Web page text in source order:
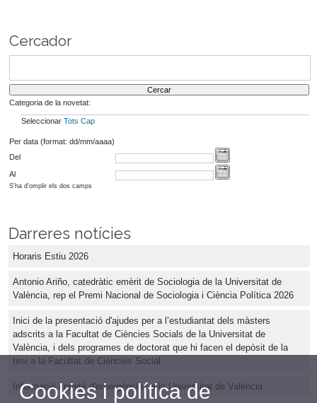
Cercador
Categoria de la novetat:
Seleccionar Tots Cap
Per data (format: dd/mm/aaaa)
Del
Al
S'ha d'omplir els dos camps
Darreres notícies
Horaris Estiu 2026
Antonio Ariño, catedràtic emèrit de Sociologia de la Universitat de
València, rep el Premi Nacional de Sociologia i Ciència Política 2026
Inici de la presentació d'ajudes per a l’estudiantat dels màsters
adscrits a la Facultat de Ciències Socials de la Universitat de
València, i dels programes de doctorat que hi facen el depòsit de la
tesi a la Facultat de Ciències Social
Informació comité d'emergències a la Universitat de València
Cookies i política de